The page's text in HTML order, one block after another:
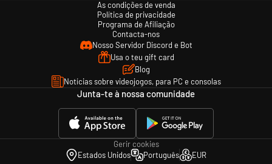
As condições de venda
Política de privacidade
Programa de Afiliação
Contacta-nos
Nosso Servidor Discord e Bot
Usa o teu gift card
Blog
Notícias sobre videojogos, para PC e consolas
Junta-te à nossa comunidade
Gerir cookies
Estados Unidos
Português EUR